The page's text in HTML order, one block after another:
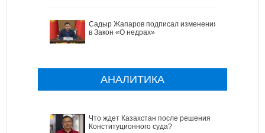
Садыр Жапаров подписал изменения
в Закон «О недрах»
АНАЛИТИКА
Что ждет Казахстан после решения
Конституционного суда?